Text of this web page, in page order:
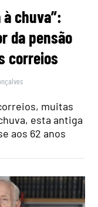
chuva”:
da pensão
correios
muitas
esta antiga
aos 62 anos